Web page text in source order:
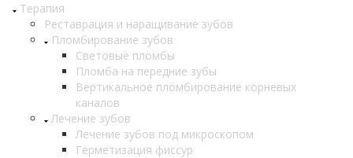
Терапия
Реставрация и наращивание зубов
Пломбирование зубов
Световые пломбы
Пломба на передние зубы
Вертикальное пломбирование корневых
каналов
Лечение зубов
Лечение зубов под микроскопом
Герметизация фиссур